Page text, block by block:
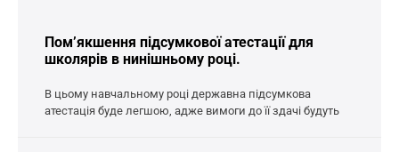
Пом’якшення підсумкової атестації для
школярів в нинішньому році.
В цьому навчальному році державна підсумкова
атестація буде легшою, адже вимоги до її здачі будуть